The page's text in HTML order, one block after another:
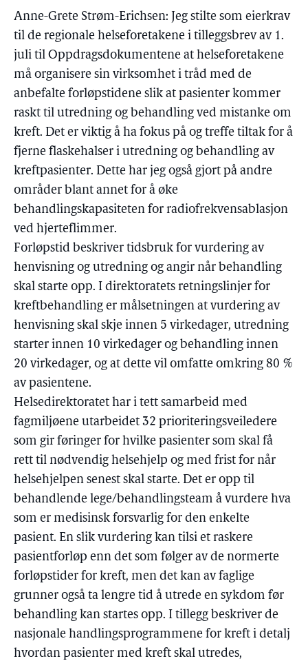
Anne-Grete Strøm-Erichsen: Jeg stilte som eierkrav
til de regionale helseforetakene i tilleggsbrev av 1.
juli til Oppdragsdokumentene at helseforetakene
må organisere sin virksomhet i tråd med de
anbefalte forløpstidene slik at pasienter kommer
raskt til utredning og behandling ved mistanke om
kreft. Det er viktig å ha fokus på og treffe tiltak for å
fjerne flaskehalser i utredning og behandling av
kreftpasienter. Dette har jeg også gjort på andre
områder blant annet for å øke
behandlingskapasiteten for radiofrekvensablasjon
ved hjerteflimmer.
Forløpstid beskriver tidsbruk for vurdering av
henvisning og utredning og angir når behandling
skal starte opp. I direktoratets retningslinjer for
kreftbehandling er målsetningen at vurdering av
henvisning skal skje innen 5 virkedager, utredning
starter innen 10 virkedager og behandling innen
20 virkedager, og at dette vil omfatte omkring 80 %
av pasientene.
Helsedirektoratet har i tett samarbeid med
fagmiljøene utarbeidet 32 prioriteringsveiledere
som gir føringer for hvilke pasienter som skal få
rett til nødvendig helsehjelp og med frist for når
helsehjelpen senest skal starte. Det er opp til
behandlende lege/behandlingsteam å vurdere hva
som er medisinsk forsvarlig for den enkelte
pasient. En slik vurdering kan tilsi et raskere
pasientforløp enn det som følger av de normerte
forløpstider for kreft, men det kan av faglige
grunner også ta lengre tid å utrede en sykdom før
behandling kan startes opp. I tillegg beskriver de
nasjonale handlingsprogrammene for kreft i detalj
hvordan pasienter med kreft skal utredes,